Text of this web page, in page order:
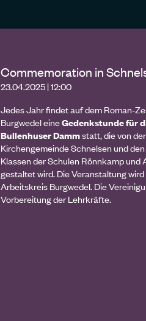
Commemoration in
23.04.2025 | 12:00
Jedes Jahr findet auf dem Roman-
Burgwedel eineGedenkstunde für
Bullenhuser Dammstatt, die von
Kirchengemeinde Schnelsen und
Klassen der Schulen Rönnkamp und
gestaltet wird. Die Veranstaltung
Arbeitskreis Burgwedel. Die
Vorbereitung der Lehrkräfte.